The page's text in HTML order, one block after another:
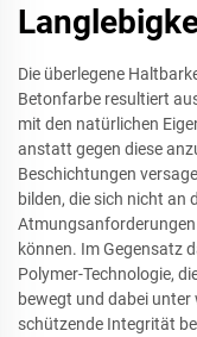
Die überlegene
Betonfarbe resultiert
mit den natürlichen
anstatt gegen diese
Beschichtungen
bilden, die sich nicht an
können. Im Gegensatz
Polymer-Technologie,
bewegt und dabei
schützende Integrität